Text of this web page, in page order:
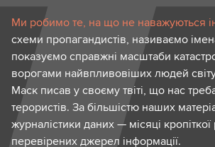
Ми робимо те, на що не наважуються
схеми пропагандистів, називаємо
показуємо справжні масштаби
ворогами найвпливовіших людей
Маск писав у своєму твіті, що нас
терористів. За більшістю наших
журналістики даних — місяці кропіткої
перевірених джерел інформації.